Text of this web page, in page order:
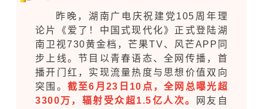
昨晚，湖南广电庆祝建党105周年理
论片《爱了！中国式现代化》正式登陆湖
南卫视730黄金档，芒果TV、风芒APP同
步上线。节目以青春语态、全网传播，首
播开门红，实现流量热度与思想价值双向
突围。 截至6月23日10点，全网总曝光超
3300万，辐射受众超1.5亿人次。
网友自